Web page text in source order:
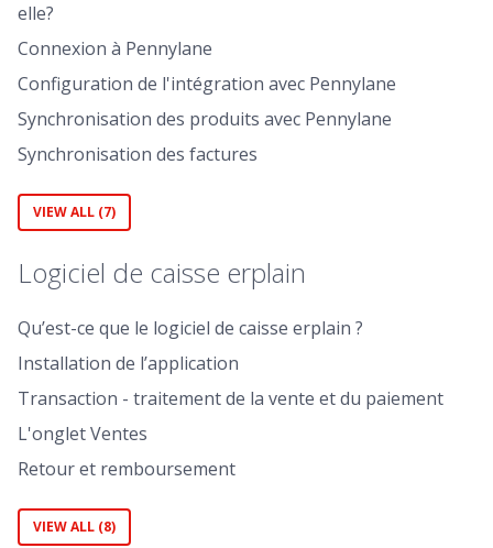
elle?
Connexion à Pennylane
Configuration de l'intégration avec Pennylane
Synchronisation des produits avec Pennylane
Synchronisation des factures
VIEW ALL (7)
Logiciel de caisse erplain
Qu’est-ce que le logiciel de caisse erplain ?
Installation de l’application
Transaction - traitement de la vente et du paiement
L'onglet Ventes
Retour et remboursement
VIEW ALL (8)